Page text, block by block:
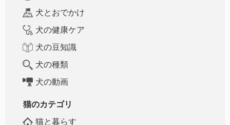
犬とおでかけ
犬の健康ケア
犬の豆知識
犬の種類
犬の動画
猫のカテゴリ
猫と暮らす